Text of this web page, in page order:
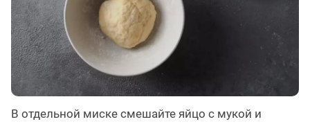
В отдельной миске смешайте яйцо с мукой и